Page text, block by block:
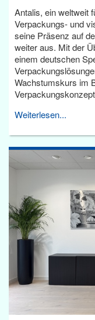
Antalis, ein weltweit
Verpackungs- und
seine Präsenz auf
weiter aus. Mit der
einem deutschen
Wachstumskurs im
Weiterlesen...